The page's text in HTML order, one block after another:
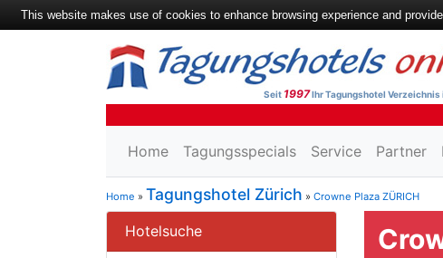
Seit 1997Ihr Tagungshotel Verzeichnis
Home Tagungsspecials Service Partner
Home » Tagungshotel Zürich » Crowne Plaza ZÜRICH
Hotelsuche
This website makes use of cookies to enhance browsing experience and